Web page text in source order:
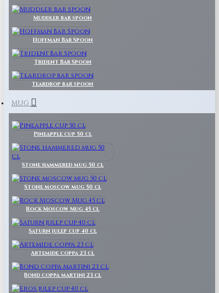
Muddler bar spoon
Hoffman Bar Spoon
Trident Bar Spoon
Teardrop bar spoon
MUG
Pineapple cup 50 cl
Stone hammered mug 50 cl
Stone moscow mug 50 cl
Rock Moscow Mug 45 cl
Saturn julep cup 40 cl
Artemide coppa 23 cl
Bond coppa martini 23 cl